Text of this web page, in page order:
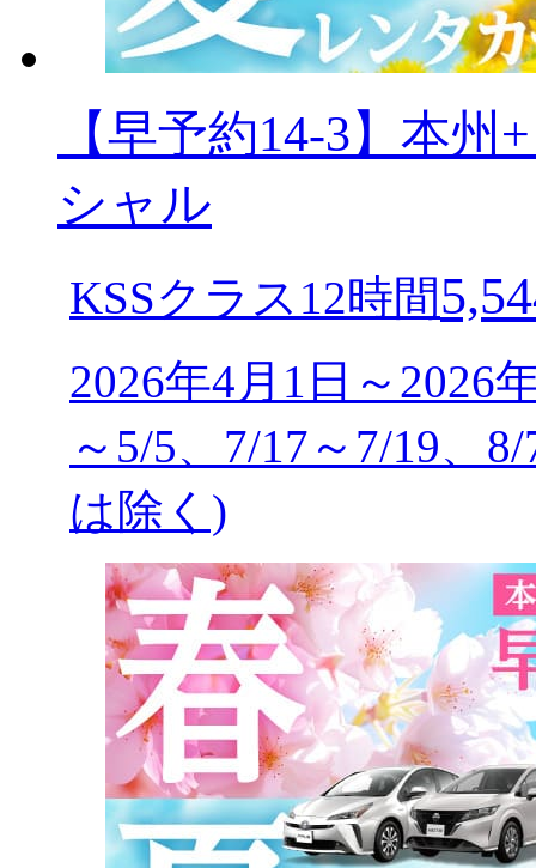
【早予約14-3】本
シャル
KSSクラス12時間
2026年4月1日～2026
～5/5、7/17～7/19、
は除く)